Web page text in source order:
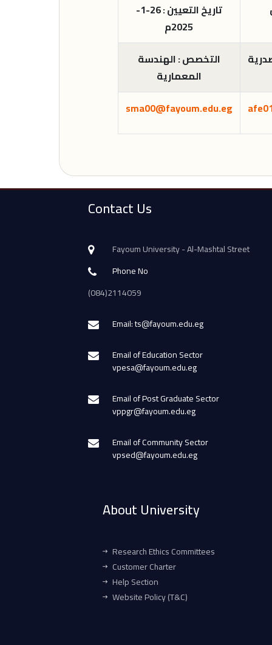
تاريخ التعيين : 26-1-
2025م
التخصص : الهندسة
المعمارية
sma00@fayoum.edu.eg
Contact Us
Fayoum University - Al-Mashtal Street
Phone No
(084)2114059
Email: ts@fayoum.edu.eg
Email of Education Sector
vpesa@fayoum.edu.eg
Email of Post Graduate Sector
vppgr@fayoum.edu.eg
Email of Community Sector
vpsed@fayoum.edu.eg
About University
Research Ethics Committees
Customer Charter
Help Section
Website Policy (T&C)